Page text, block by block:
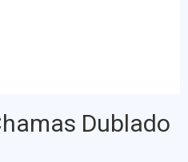
Dublado